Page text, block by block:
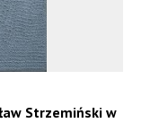
Strzemiński w